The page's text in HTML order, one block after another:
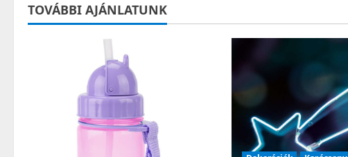
n
TOVÁBBI AJÁNLATUNK